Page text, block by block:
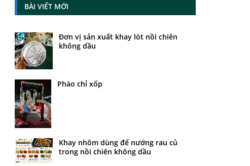
BÀI VIẾT MỚI
Đơn vị sản xuất khay lót nồi chiên
không dầu
Phào chỉ xốp
Khay nhôm dùng để nướng rau củ
trong nồi chiên không dầu